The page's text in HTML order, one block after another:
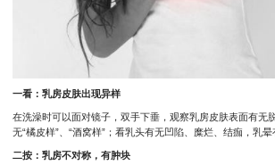
一看：乳房皮肤出现异样
在洗澡时可以面对镜子，双手下垂，观察乳房皮肤表面有无
无“橘皮样”、“酒窝样”；看乳头有无凹陷、糜烂、结痂，乳晕
二按：乳房不对称，有肿块